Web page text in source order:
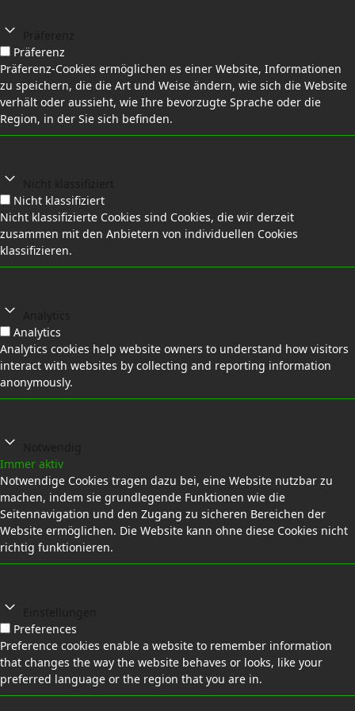
Präferenz
Präferenz-Cookies ermöglichen es einer Website, Informationen
zu speichern, die die Art und Weise ändern, wie sich die Website
verhält oder aussieht, wie Ihre bevorzugte Sprache oder die
Region, in der Sie sich befinden.
Nicht klassifiziert
Nicht klassifizierte Cookies sind Cookies, die wir derzeit
zusammen mit den Anbietern von individuellen Cookies
klassifizieren.
Analytics
Analytics cookies help website owners to understand how visitors
interact with websites by collecting and reporting information
anonymously.
Immer aktiv
Notwendige Cookies tragen dazu bei, eine Website nutzbar zu
machen, indem sie grundlegende Funktionen wie die
Seitennavigation und den Zugang zu sicheren Bereichen der
Website ermöglichen. Die Website kann ohne diese Cookies nicht
richtig funktionieren.
Preferences
Preference cookies enable a website to remember information
that changes the way the website behaves or looks, like your
preferred language or the region that you are in.